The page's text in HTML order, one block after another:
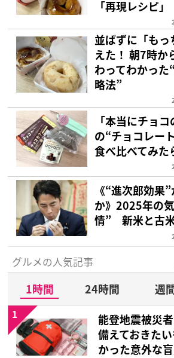
「再現レシピ」
並ばずに「もっ
えた！ 朝7時か
わってわかっ
略法”
「本当にチョ
の“チョコレー
食べ比べてみ
《“進次郎効果
か》2025年の
情” 新米と古
グルメの人気記事
1時間 24時間 週
能登地震被災
備えておきた
かった意外な
1